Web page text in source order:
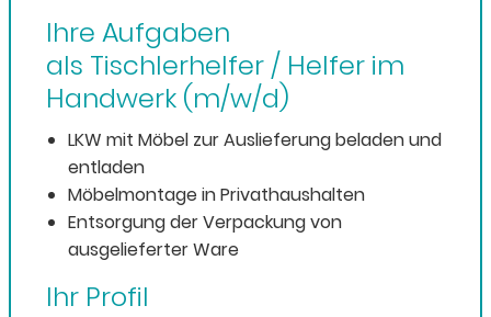
Ihre Aufgaben
als Tischlerhelfer / Helfer im
Handwerk (m/w/d)
LKW mit Möbel zur Auslieferung beladen und
entladen
Möbelmontage in Privathaushalten
Entsorgung der Verpackung von
ausgelieferter Ware
Ihr Profil